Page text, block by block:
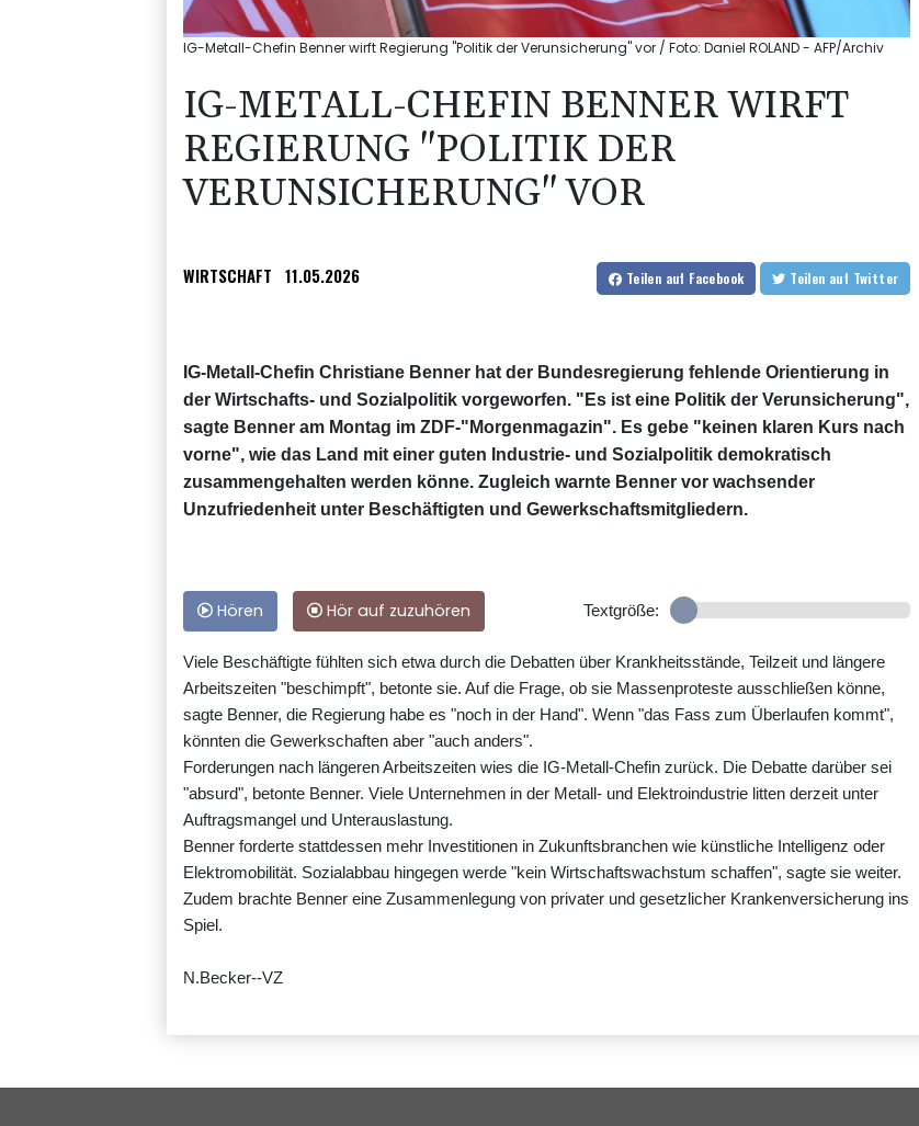
IG-Metall-Chefin Benner wirft Regierung "Politik der Verunsicherung" vor / Foto: Daniel ROLAND - AFP/Archiv
IG-METALL-CHEFIN BENNER WIRFT
REGIERUNG "POLITIK DER
VERUNSICHERUNG" VOR
WIRTSCHAFT 11.05.2026 Teilen auf Facebook Teilen auf Twitter
IG-Metall-Chefin Christiane Benner hat der Bundesregierung fehlende Orientierung in
der Wirtschafts- und Sozialpolitik vorgeworfen. "Es ist eine Politik der Verunsicherung",
sagte Benner am Montag im ZDF-"Morgenmagazin". Es gebe "keinen klaren Kurs nach
vorne", wie das Land mit einer guten Industrie- und Sozialpolitik demokratisch
zusammengehalten werden könne. Zugleich warnte Benner vor wachsender
Unzufriedenheit unter Beschäftigten und Gewerkschaftsmitgliedern.
Hören Hör auf zuzuhören Textgröße:
Viele Beschäftigte fühlten sich etwa durch die Debatten über Krankheitsstände, Teilzeit und längere
Arbeitszeiten "beschimpft", betonte sie. Auf die Frage, ob sie Massenproteste ausschließen könne,
sagte Benner, die Regierung habe es "noch in der Hand". Wenn "das Fass zum Überlaufen kommt",
könnten die Gewerkschaften aber "auch anders".
Forderungen nach längeren Arbeitszeiten wies die IG-Metall-Chefin zurück. Die Debatte darüber sei
"absurd", betonte Benner. Viele Unternehmen in der Metall- und Elektroindustrie litten derzeit unter
Auftragsmangel und Unterauslastung.
Benner forderte stattdessen mehr Investitionen in Zukunftsbranchen wie künstliche Intelligenz oder
Elektromobilität. Sozialabbau hingegen werde "kein Wirtschaftswachstum schaffen", sagte sie weiter.
Zudem brachte Benner eine Zusammenlegung von privater und gesetzlicher Krankenversicherung ins
Spiel.
N.Becker--VZ